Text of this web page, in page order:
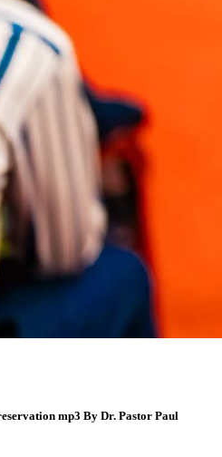
mp3 By Dr. Pastor Paul